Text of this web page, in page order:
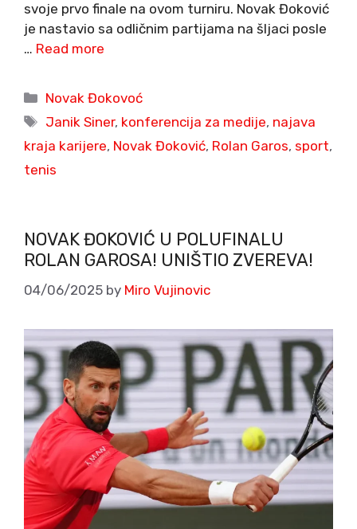
svoje prvo finale na ovom turniru. Novak Đoković
je nastavio sa odličnim partijama na šljaci posle
… Read more
Categories
Novak Đokovoć
Tags
Janik Siner, konferencija za medije, najava
kraja karijere, Novak Đoković, Rolan Garos, sport,
tenis
NOVAK ĐOKOVIĆ U POLUFINALU
ROLAN GAROSA! UNIŠTIO ZVEREVA!
04/06/2025 by Miro Vujinovic